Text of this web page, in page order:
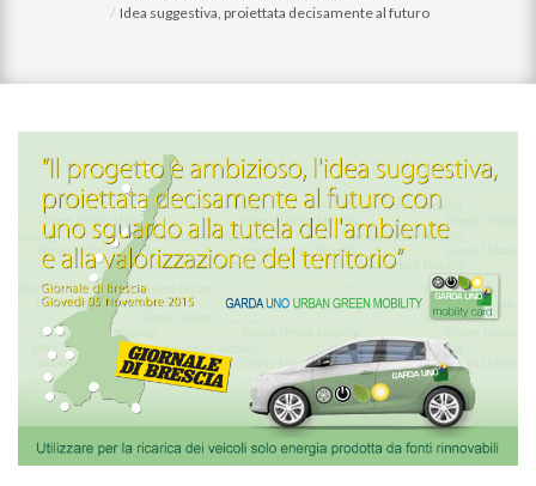
Idea suggestiva, proiettata decisamente al futuro